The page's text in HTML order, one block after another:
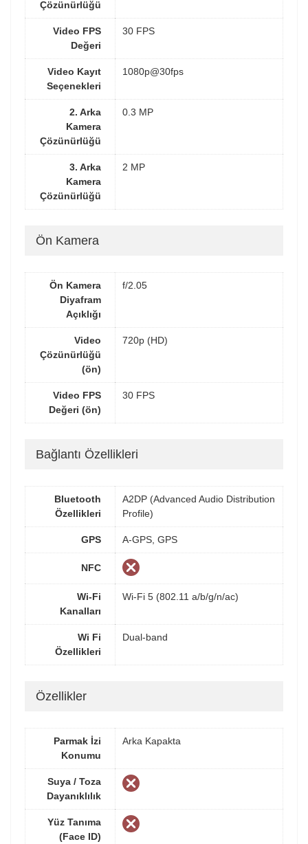
Çözünürlüğü
Video FPS
Değeri
30 FPS
Video Kayıt
Seçenekleri
1080p@30fps
2. Arka
Kamera
Çözünürlüğü
0.3 MP
3. Arka
Kamera
Çözünürlüğü
2 MP
Ön Kamera
Ön Kamera
Diyafram
Açıklığı
f/2.05
Video
Çözünürlüğü
(ön)
720p (HD)
Video FPS
Değeri (ön)
30 FPS
Bağlantı Özellikleri
Bluetooth
Özellikleri
A2DP (Advanced Audio Distribution
Profile)
GPS A-GPS, GPS
NFC
Wi-Fi
Kanalları
Wi-Fi 5 (802.11 a/b/g/n/ac)
Wi Fi
Özellikleri
Dual-band
Özellikler
Parmak İzi
Konumu
Arka Kapakta
Suya / Toza
Dayanıklılık
Yüz Tanıma
(Face ID)